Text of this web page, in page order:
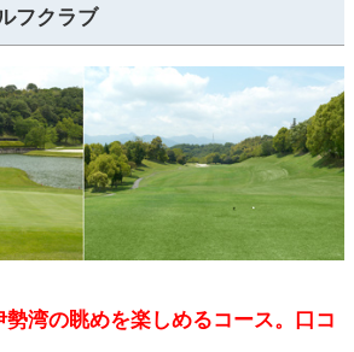
フクラブ
湾の眺めを楽しめるコース。口コ